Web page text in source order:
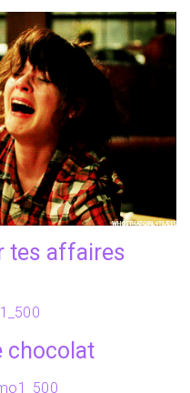
tes affaires
chocolat